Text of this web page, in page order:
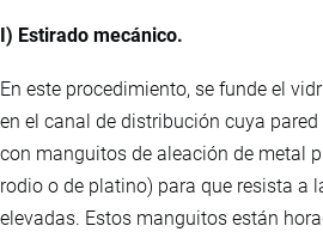
I) Estirado mecánico.
En este procedimiento, se funde el
en el canal de distribución cuya
con manguitos de aleación de metal
rodio o de platino) para que resista a
elevadas. Estos manguitos están